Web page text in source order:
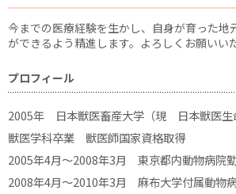
今までの医療経験を生かし、自身が育った地
ができるよう精進します。よろしくお願いい
プロフィール
2005年 日本獣医畜産大学（現 日本獣医生
獣医学科卒業 獣医師国家資格取得
2005年4月～2008年3月 東京都内動物病院
2008年4月～2010年3月 麻布大学付属動物